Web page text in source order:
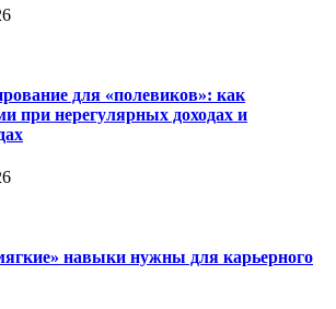
для «полевиков»: как
при нерегулярных доходах и
навыки нужны для карьерного